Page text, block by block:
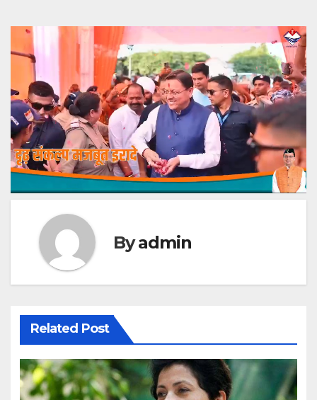
Byadmin
Related Post